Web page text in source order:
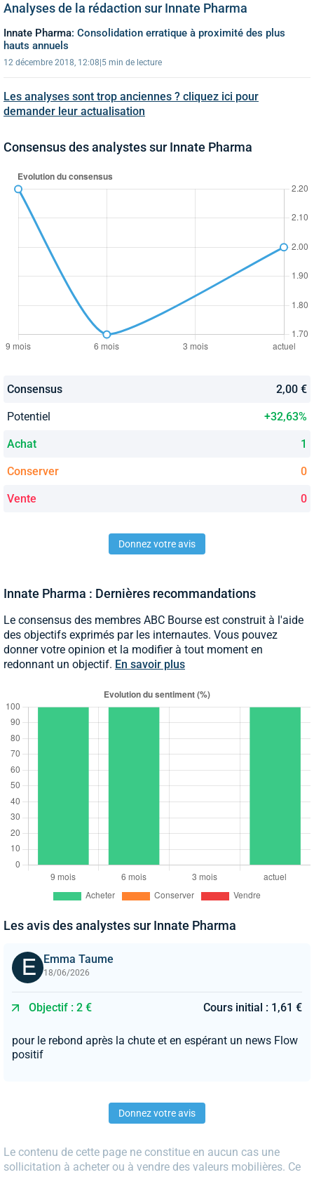
Analyses de la rédaction sur Innate Pharma
Innate Pharma: Consolidation erratique à proximité des plus
hauts annuels
12 décembre 2018, 12:08 5 min de lecture
Les analyses sont trop anciennes ? cliquez ici pour
demander leur actualisation
Consensus des analystes sur Innate Pharma
Consensus 2,00 €
Potentiel +32,63%
Achat 1
Conserver 0
Vente 0
Donnez votre avis
Innate Pharma : Dernières recommandations
Le consensus des membres ABC Bourse est construit à l'aide
des objectifs exprimés par les internautes. Vous pouvez
donner votre opinion et la modifier à tout moment en
redonnant un objectif. En savoir plus
Les avis des analystes sur Innate Pharma
Emma Taume
18/06/2026
Objectif : 2 € Cours initial : 1,61 €
pour le rebond après la chute et en espérant un news Flow
positif
Donnez votre avis
Le contenu de cette page ne constitue en aucun cas une
sollicitation à acheter ou à vendre des valeurs mobilières. Ce